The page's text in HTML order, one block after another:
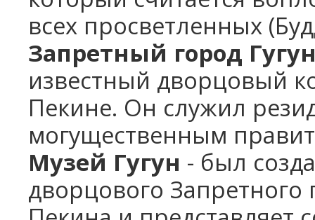
всех просветленных
Запретный город
известный дворцовый
Пекине. Он служил
могущественным
Музей Гугун - был
дворцового